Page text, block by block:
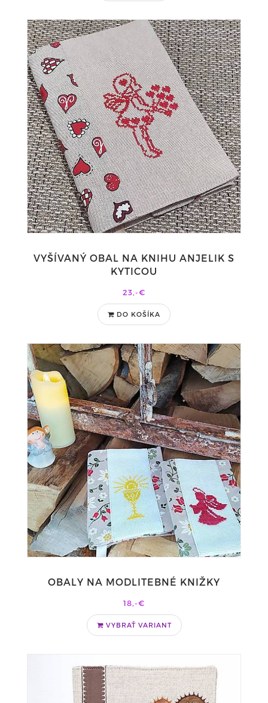
VYŠÍVANÝ OBAL NA KNIHU ANJELIK S
KYTICOU
23,-€
DO KOŠÍKA
OBALY NA MODLITEBNÉ KNIŽKY
18,-€
VYBRAŤ VARIANT